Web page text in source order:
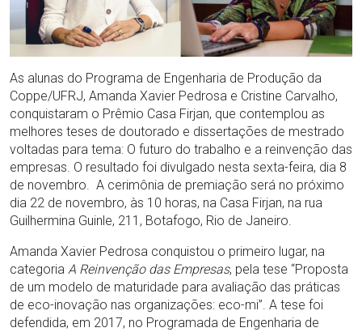
As alunas do Programa de Engenharia de Produção da
Coppe/UFRJ, Amanda Xavier Pedrosa e Cristine Carvalho,
conquistaram o Prêmio Casa Firjan, que contemplou as
melhores teses de doutorado e dissertações de mestrado
voltadas para tema: O futuro do trabalho e a reinvenção das
empresas. O resultado foi divulgado nesta sexta-feira, dia 8
de novembro. A cerimônia de premiação será no próximo
dia 22 de novembro, às 10 horas, na Casa Firjan, na rua
Guilhermina Guinle, 211, Botafogo, Rio de Janeiro.
Amanda Xavier Pedrosa conquistou o primeiro lugar, na
categoria A Reinvenção das Empresas, pela tese “Proposta
de um modelo de maturidade para avaliação das práticas
de eco-inovação nas organizações: eco-mi”. A tese foi
defendida, em 2017, no Programada de Engenharia de